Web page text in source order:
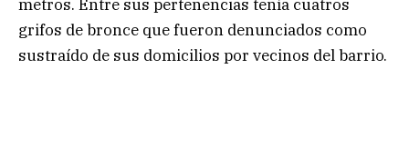
metros. Entre sus pertenencias tenía cuatros
grifos de bronce que fueron denunciados como
sustraído de sus domicilios por vecinos del barrio.